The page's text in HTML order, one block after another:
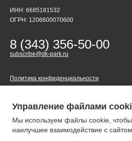
ИНН: 6685181532
ОГРН: 1206600070600
8 (343) 356-50-00
subscribe@dk-park.ru
Политика конфиденциальности
Парк площадей
Новости
Управление файлами
Мы используем файлы cookie, чтобы
наилучшее взаимодействие с сайтом.